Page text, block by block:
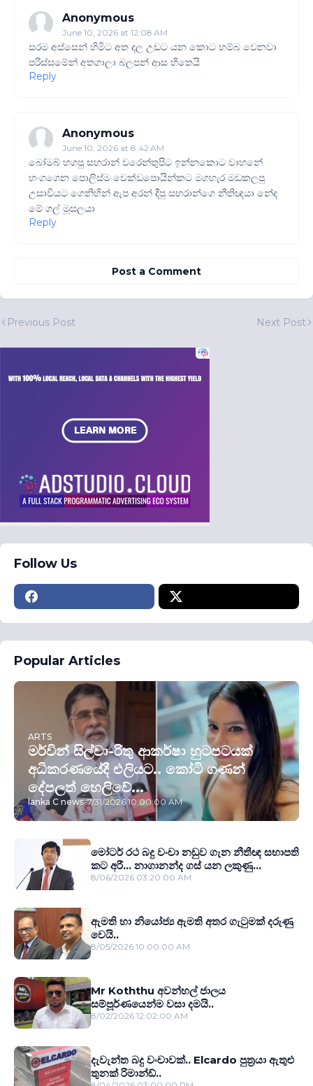
Anonymous
June 10, 2026 at 12:08 AM
සරම අස්සෙන් හිමිට අත දල උඩට යන කොට හම්බ වෙනවා
පරිස්සමේන් අතගාලා බලපන් ආස හිතෙයි
Reply
Anonymous
June 10, 2026 at 8:42 AM
බෝමබ් හගපු සහරාන් වරෙන්තුපිට ඉන්නකොට වාහනේ
හංගගෙන පොලිස්ම චෙක්ඩපොයින්කට මගහැර මඩකලපු
උසාවියට ගෙනිහින් ඇප අරන් දීපු සහරාන්ගෙ නීතිඥයා නේද
මේ ගල් මූසලයා
Reply
Post a Comment
Previous Post Next Post
Follow Us
Popular Articles
ARTS
මර්වින් සිල්වා-රිතු ආකර්ෂා හුටපටයක්
අධිකරණයේදී එලියට.. කෝටි ගණන්
දේපලත් හෙලිවේ...
lanka C news-7/31/2026 10:00:00 AM
මෝටර් රථ බදු වංචා නඩුව ගැන නීතීඥ සභාපති
කට අරී... නාගානන්ද ගස් යන ලකුණු...
8/06/2026 03:20:00 AM
ඇමති හා නියෝජ්‍ය ඇමති අතර ගැටුමක් දරුණු
වෙයි..
8/05/2026 10:00:00 AM
Mr Koththu අවන්හල් ජාලය
සම්පූර්ණයෙන්ම වසා දමයි..
8/02/2026 12:02:00 AM
දැවැන්ත බදු වංචාවක්.. Elcardo පුත‍්‍රයා ඇතුළු
තුනක් රිමාන්ඩ්..